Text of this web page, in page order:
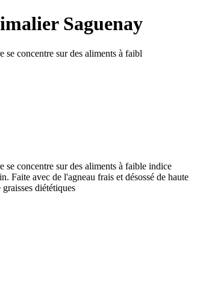
Saguenay
concentre sur des aliments à faibl
concentre sur des aliments à faible indice
Faite avec de l'agneau frais et désossé de haute
diététiques